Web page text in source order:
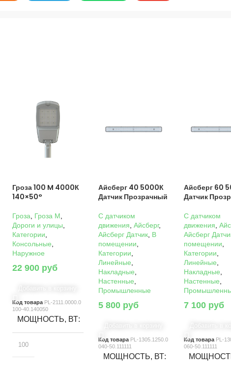
Гроза 100 M 4000К
140×50°
Гроза Гроза M
Дороги и улицы
Категории
Консольные
Наружное
22 900 руб
Код товара PL-2111.0000.0
100-40.140050
МОЩНОСТЬ, ВТ
100
Айсберг 40 5000К
Датчик Прозрачный
C датчиком
движения Айсберг,
Айсберг Датчик, В
помещении
Категории
Линейные
Накладные
Настенные
Промышленные
5 800 руб
Код товара PL-1305.1250.0
040-50.111111
МОЩНОСТЬ, ВТ
Айсберг 60
Датчик
C датчиком
движения ,
Айсберг
помещении
Категории
Линейные
Накладные
Настенные
7 100 руб
Код товара PL-
060-50.111111